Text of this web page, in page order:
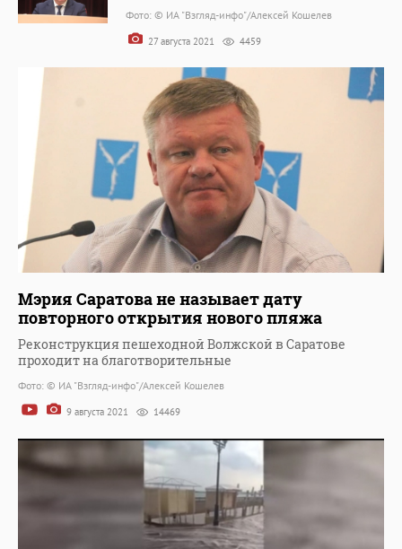
Фото: © ИА "Взгляд-инфо"/Алексей Кошелев
27 августа 2021 4459
Мэрия Саратова не называет дату
повторного открытия нового пляжа
Реконструкция пешеходной Волжской в Саратове
проходит на благотворительные
Фото: © ИА "Взгляд-инфо"/Алексей Кошелев
9 августа 2021 14469